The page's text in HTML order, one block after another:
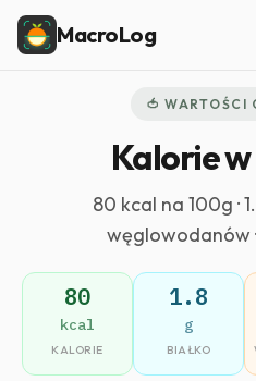
MacroLog
🍅 WARTOŚCI
Kalorie
80 kcal na 100g ·
węglowodanów
80
kcal
KALORIE
1.8
g
BIAŁKO